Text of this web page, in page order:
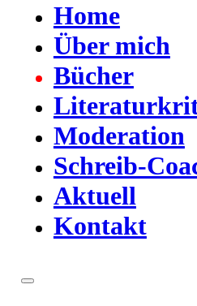
Home
Über mich
Bücher
Moderation
Schreib-
Aktuell
Kontakt